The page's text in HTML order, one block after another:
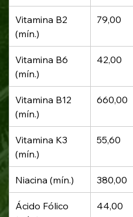
Vitamina B2
(mín.)
79,00
Vitamina B6
(mín.)
42,00
Vitamina B12
(mín.)
660,00
Vitamina K3
(mín.)
55,60
Niacina (mín.) 380,00
Ácido Fólico
44,00